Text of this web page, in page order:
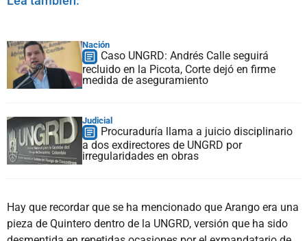
Nación
Caso UNGRD: Andrés Calle seguirá
recluido en la Picota, Corte dejó en firme
medida de aseguramiento
Judicial
Procuraduría llama a juicio disciplinario
a dos exdirectores de UNGRD por
irregularidades en obras
Hay que recordar que se ha mencionado que Arango era una
pieza de Quintero dentro de la UNGRD, versión que ha sido